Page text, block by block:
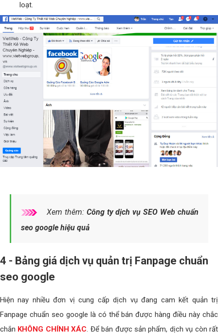
loạt.
Xem thêm: Công ty dịch vụ SEO Web chuẩn
seo google hiệu quả
4 - Bảng giá dịch vụ quản trị Fanpage chuẩn
seo google
Hiện nay nhiều đơn vị cung cấp dịch vụ đang cam kết quản trị
Fanpage chuẩn seo google là có thể bán được hàng điều này chắc
chắn KHÔNG CHÍNH XÁC. Để bán được sản phẩm, dịch vụ còn rất